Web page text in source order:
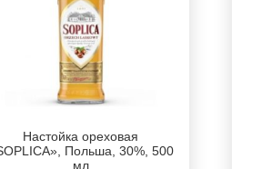
Настойка ореховая
Польша, 30%, 500
мл